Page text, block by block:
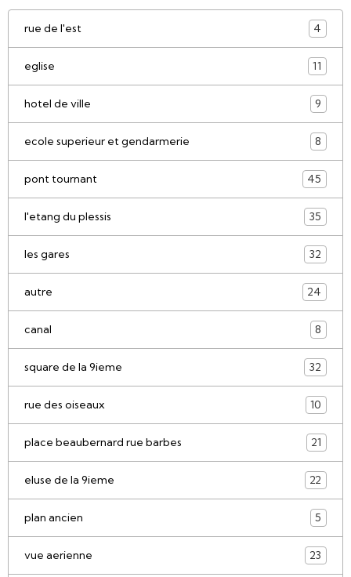
rue de l'est 4
eglise 11
hotel de ville 9
ecole superieur et gendarmerie 8
pont tournant 45
l'etang du plessis 35
les gares 32
autre 24
canal 8
square de la 9ieme 32
rue des oiseaux 10
place beaubernard rue barbes 21
eluse de la 9ieme 22
plan ancien 5
vue aerienne 23